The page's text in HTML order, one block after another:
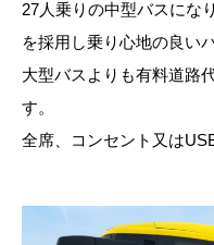
27人乗りの中型バスにな
を採用し乗り心地の良い
大型バスよりも有料道路
す。
全席、コンセント又は